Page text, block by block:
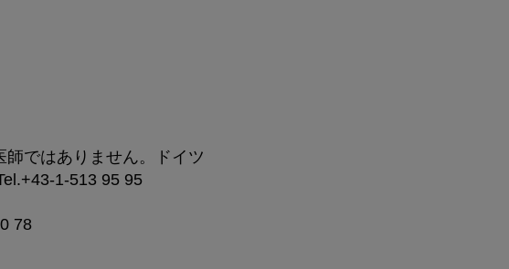
ではありません。ドイツ
1-513 95 95
78